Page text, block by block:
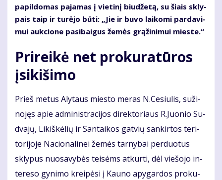
pa­pil­do­mas pa­ja­mas į vie­ti­nį biu­dže­tą, su šiais skly­
pais taip ir tu­rė­jo bū­ti: „Jie ir bu­vo lai­ko­mi par­da­vi­
mui auk­cio­ne pa­si­bai­gus že­mės grą­ži­ni­mui mies­te.“
Pri­rei­kė net pro­ku­ra­tū­ros
įsi­ki­ši­mo
Prieš me­tus Aly­taus mies­to me­ras N.Ce­siu­lis, su­ži­
no­jęs apie ad­mi­nist­ra­ci­jos di­rek­to­riaus R.Juo­nio Su­
dva­jų, Li­kiš­kė­lių ir San­tai­kos gat­vių san­kir­tos te­ri­
to­ri­jo­je Nacionalinei žemės tarnybai per­duo­tus
skly­pus nuo­sa­vy­bės tei­sėms at­kur­ti, dėl vie­šo­jo in­
te­re­so gy­ni­mo krei­pė­si į Kau­no apy­gar­dos pro­ku­